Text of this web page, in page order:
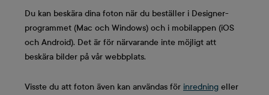
Du kan beskära dina foton när du beställer i Designer-
programmet (Mac och Windows) och i mobilappen (iOS
och Android). Det är för närvarande inte möjligt att
beskära bilder på vår webbplats.
Visste du att foton även kan användas för inredning eller